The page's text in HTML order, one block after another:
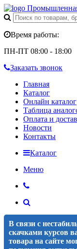
Время работы:
ПН-ПТ 08:00 - 18:00
Заказать звонок
Главная
Каталог
Онлайн каталог
Таблица
Оплата и
Новости
Контакты
Каталог
Меню
В связи с
скачками курсов
товара на сайте